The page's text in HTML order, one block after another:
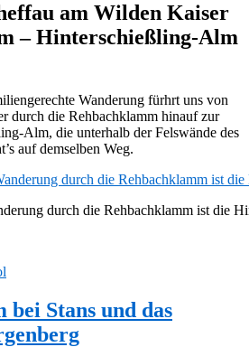
am Wilden Kaiser
– Hinterschießling-Alm
Wanderung fürhrt uns von
durch die Rehbachklamm hinauf zur
Alm, die unterhalb der Felswände des
auf demselben Weg.
durch die Rehbachklamm ist die
Stans und das